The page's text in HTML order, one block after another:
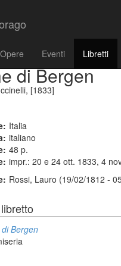
Opere Eventi Libretti
di Bergen
[1833]
Italia
italiano
48 p.
impr.: 20 e 24 ott. 1833, 4
Rossi, Lauro (19/02/1812 -
Bergen